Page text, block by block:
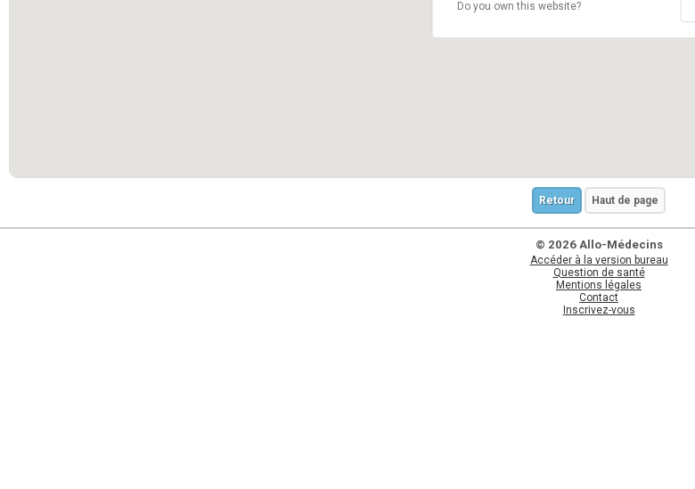
Do you own this website?
Retour Haut de page
© 2026 Allo-Médecins
Accéder à la version bureau
Question de santé
Mentions légales
Contact
Inscrivez-vous